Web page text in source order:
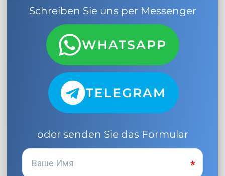
Schreiben Sie uns per Messenger
WHATSAPP
TELEGRAM
oder senden Sie das Formular